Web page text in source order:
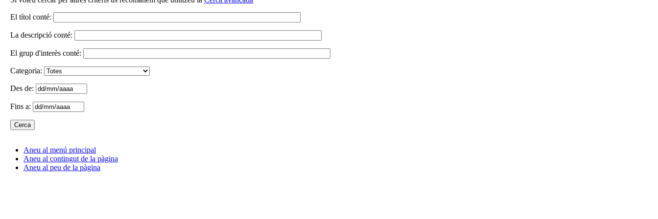
El títol conté:
La descripció conté:
El grup d'interès conté:
Categoria:
Des de:
Fins a:
Aneu al menú principal
Aneu al contingut de la pàgina
Aneu al peu de la pàgina